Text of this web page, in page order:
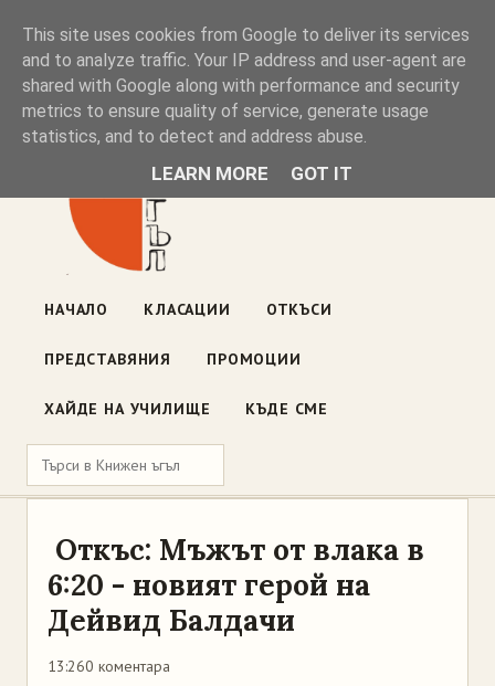
Книжен ъгъл
Блог на книжарницата — класации, откъси, нови книги
ул. „Оборище" 117, София· пон–пет 10:00–19:00 ·
НАЧАЛО КЛАСАЦИИ ОТКЪСИ
ПРЕДСТАВЯНИЯ ПРОМОЦИИ
ХАЙДЕ НА УЧИЛИЩЕ КЪДЕ СМЕ
Откъс: Мъжът от влака в
6:20 - новият герой на
Дейвид Балдачи
13:260 коментара
This site uses cookies from Google to deliver its services
and to analyze traffic. Your IP address and user-agent are
shared with Google along with performance and security
metrics to ensure quality of service, generate usage
statistics, and to detect and address abuse.
LEARN MORE GOT IT